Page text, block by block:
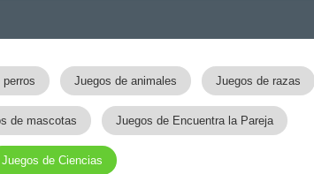
Juegos de animales Juegos de razas
de mascotas Juegos de Encuentra la Pareja
Juegos de Ciencias